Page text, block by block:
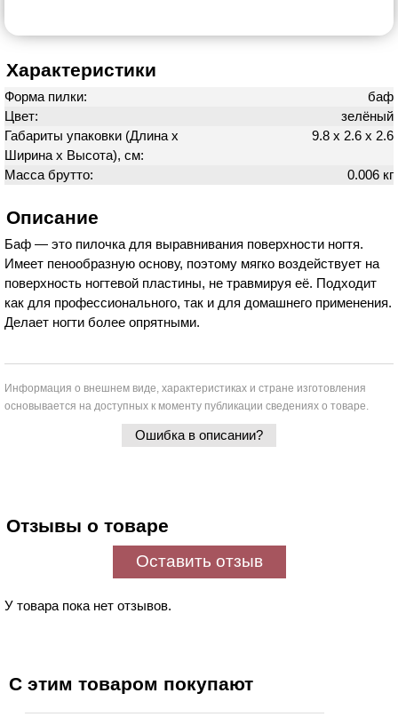
Характеристики
Форма пилки:
баф
Цвет:
зелёный
Габариты упаковки (Длина х
Ширина х Высота), см:
9.8 х 2.6 х 2.6
Масса брутто: 0.006 кг
Описание
Баф — это пилочка для выравнивания поверхности ногтя.
Имеет пенообразную основу, поэтому мягко воздействует на
поверхность ногтевой пластины, не травмируя её. Подходит
как для профессионального, так и для домашнего применения.
Делает ногти более опрятными.
Информация о внешнем виде, характеристиках и стране изготовления
основывается на доступных к моменту публикации сведениях о товаре.
Ошибка в описании?
Отзывы о товаре
Оставить отзыв
У товара пока нет отзывов.
С этим товаром покупают